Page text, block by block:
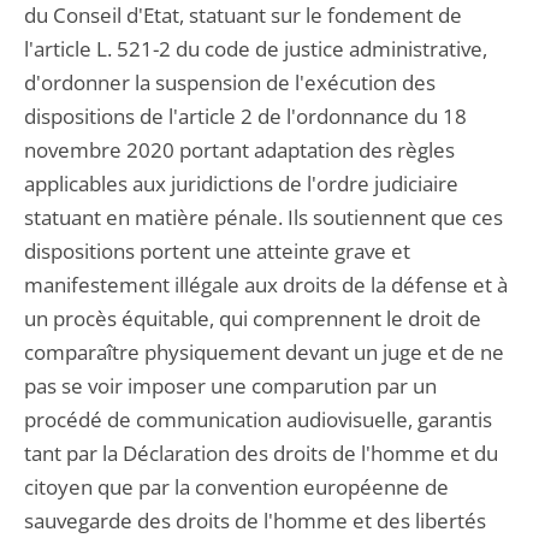
du Conseil d'Etat, statuant sur le fondement de
l'article L. 521-2 du code de justice administrative,
d'ordonner la suspension de l'exécution des
dispositions de l'article 2 de l'ordonnance du 18
novembre 2020 portant adaptation des règles
applicables aux juridictions de l'ordre judiciaire
statuant en matière pénale. Ils soutiennent que ces
dispositions portent une atteinte grave et
manifestement illégale aux droits de la défense et à
un procès équitable, qui comprennent le droit de
comparaître physiquement devant un juge et de ne
pas se voir imposer une comparution par un
procédé de communication audiovisuelle, garantis
tant par la Déclaration des droits de l'homme et du
citoyen que par la convention européenne de
sauvegarde des droits de l'homme et des libertés